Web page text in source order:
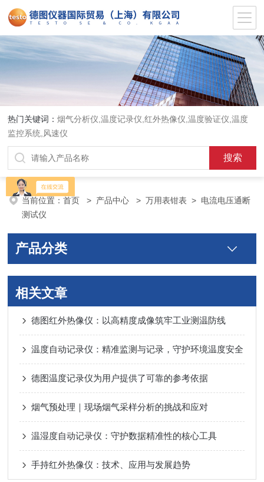
热门关键词：烟气分析仪,温度记录仪,红外热像仪,温度验证仪,温度
监控系统,风速仪
当前位置：首页 > 产品中心 >万用表钳表 > 电流电压通断
测试仪
产品分类
相关文章
德图红外热像仪：以高精度成像筑牢工业测温防线
温度自动记录仪：精准监测与记录，守护环境温度安全
德图温度记录仪为用户提供了可靠的参考依据
烟气预处理｜现场烟气采样分析的挑战和应对
温湿度自动记录仪：守护数据精准性的核心工具
手持红外热像仪：技术、应用与发展趋势